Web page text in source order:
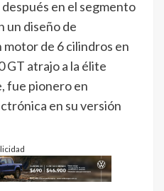
en el segmento
un diseño de
de 6 cilindros en
GT atrajo a la élite
fue pionero en
en su versión